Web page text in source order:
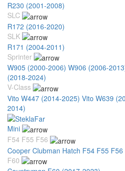
R230 (2001-2008)
SLC
R172 (2016-2020)
SLK
R171 (2004-2011)
Sprinter
W905 (2000-2006) W906 (2006-
(2018-2024)
V-Class
Vito W447 (2014-2025) Vito W639
2014)
Mini
F54 F55 F56
Cooper Clubman Hatch F54 F55
F60